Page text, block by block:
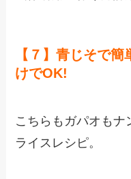
【７】青じそで
けでOK!
こちらもガパオもナ
ライスレシピ。